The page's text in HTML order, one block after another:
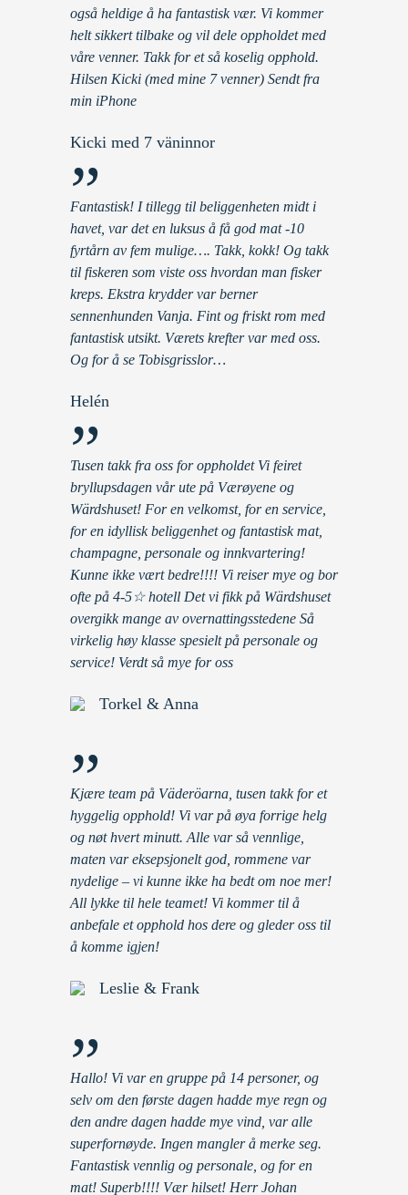
også heldige å ha fantastisk vær. Vi kommer
helt sikkert tilbake og vil dele oppholdet med
våre venner. Takk for et så koselig opphold.
Hilsen Kicki (med mine 7 venner) Sendt fra
min iPhone
Kicki med 7 väninnor
”
Fantastisk! I tillegg til beliggenheten midt i
havet, var det en luksus å få god mat -10
fyrtårn av fem mulige…. Takk, kokk! Og takk
til fiskeren som viste oss hvordan man fisker
kreps. Ekstra krydder var berner
sennenhunden Vanja. Fint og friskt rom med
fantastisk utsikt. Værets krefter var med oss.
Og for å se Tobisgrisslor…
Helén
”
Tusen takk fra oss for oppholdet Vi feiret
bryllupsdagen vår ute på Værøyene og
Wärdshuset! For en velkomst, for en service,
for en idyllisk beliggenhet og fantastisk mat,
champagne, personale og innkvartering!
Kunne ikke vært bedre!!!! Vi reiser mye og bor
ofte på 4-5☆ hotell Det vi fikk på Wärdshuset
overgikk mange av overnattingsstedene Så
virkelig høy klasse spesielt på personale og
service! Verdt så mye for oss
Torkel & Anna
”
Kjære team på Väderöarna, tusen takk for et
hyggelig opphold! Vi var på øya forrige helg
og nøt hvert minutt. Alle var så vennlige,
maten var eksepsjonelt god, rommene var
nydelige – vi kunne ikke ha bedt om noe mer!
All lykke til hele teamet! Vi kommer til å
anbefale et opphold hos dere og gleder oss til
å komme igjen!
Leslie & Frank
”
Hallo! Vi var en gruppe på 14 personer, og
selv om den første dagen hadde mye regn og
den andre dagen hadde mye vind, var alle
superfornøyde. Ingen mangler å merke seg.
Fantastisk vennlig og personale, og for en
mat! Superb!!!! Vær hilset! Herr Johan